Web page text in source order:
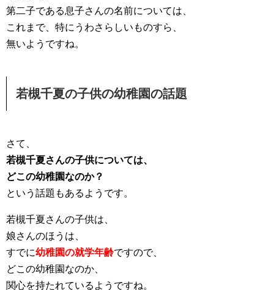
第二子である息子さんの名前については、
これまで、特にうわさらしいものすら、
無いようですね。
若槻千夏の子供の幼稚園の話題
さて、
若槻千夏さんの子供については、
どこの幼稚園なのか？
という話題もあるようです。
若槻千夏さんの子供は、
娘さんのほうは、
すでに幼稚園の就学年齢ですので、
どこの幼稚園なのか、
関心を持たれているようですね。